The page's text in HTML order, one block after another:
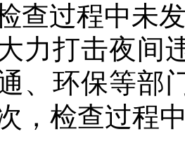
查过程中未
打击夜间违
、环保等部
，检查过程